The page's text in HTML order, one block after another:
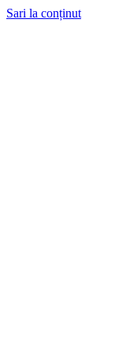
Sari la conținut